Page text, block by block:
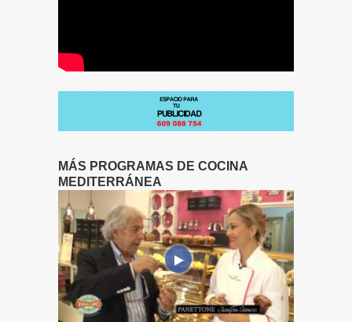
MÁS PROGRAMAS DE COCINA
MEDITERRÁNEA